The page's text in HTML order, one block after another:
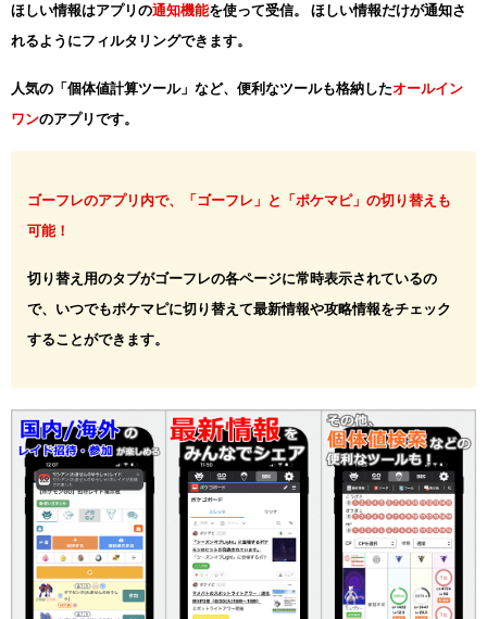
ほしい情報はアプリの通知機能を使って受信。 ほしい情報だけが通知さ
れるようにフィルタリングできます。
人気の「個体値計算ツール」など、便利なツールも格納したオールイン
ワンのアプリです。
ゴーフレのアプリ内で、「ゴーフレ」と「ポケマピ」の切り替えも
可能！
切り替え用のタブがゴーフレの各ページに常時表示されているの
で、いつでもポケマピに切り替えて最新情報や攻略情報をチェック
することができます。